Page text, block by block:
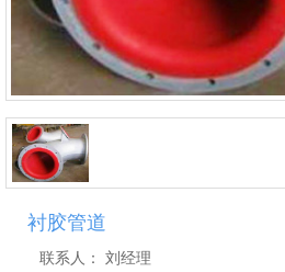
衬胶管道
联系人：
刘经理